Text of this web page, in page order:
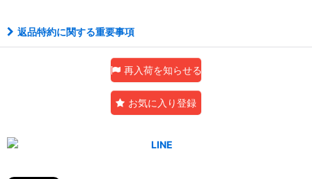
返品特約に関する重要事項
再入荷を知らせる
お気に入り登録